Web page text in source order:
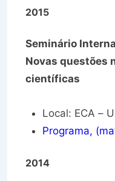
2015
Seminário
Novas questões
científicas
Local: ECA –
Programa,
2014